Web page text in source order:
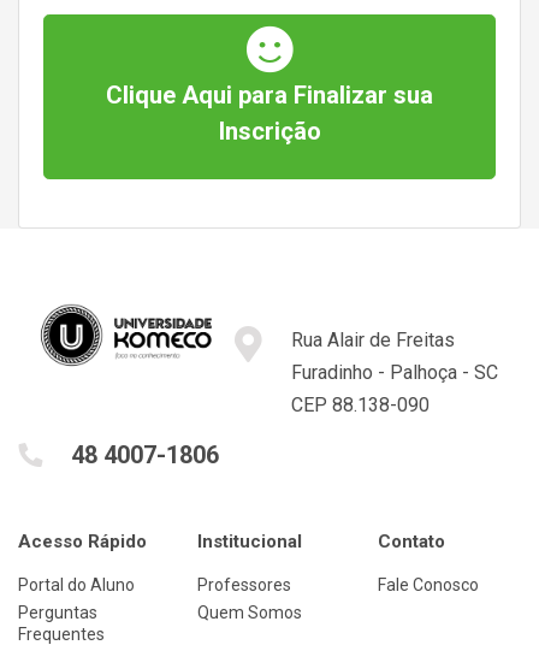
Clique Aqui para Finalizar sua
Inscrição
Rua Alair de Freitas
Furadinho - Palhoça - SC
CEP 88.138-090
48 4007-1806
Acesso Rápido
Portal do Aluno
Perguntas
Frequentes
Institucional
Professores
Quem Somos
Contato
Fale Conosco